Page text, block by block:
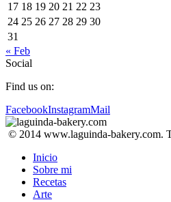
17 18 19 20 21 22 23
24 25 26 27 28 29 30
31
« Feb
Social
Find us on:
FacebookInstagramMail
© 2014 www.laguinda-bakery.com.
Inicio
Sobre mi
Recetas
Arte